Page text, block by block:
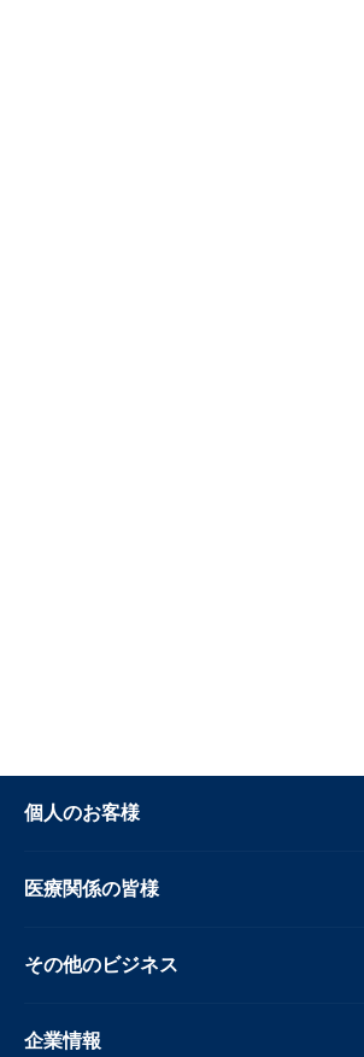
個人のお客様
医療関係の皆様
その他のビジネス
企業情報